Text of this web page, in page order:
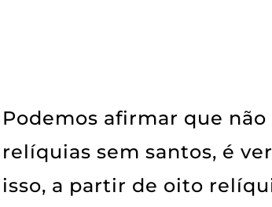
Podemos afirmar que
relíquias sem santos, é
isso, a partir de oito